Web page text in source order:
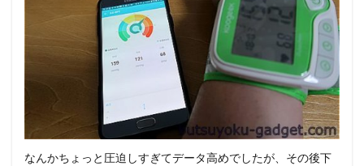
なんかちょっと圧迫しすぎてデータ高めでしたが、その後下